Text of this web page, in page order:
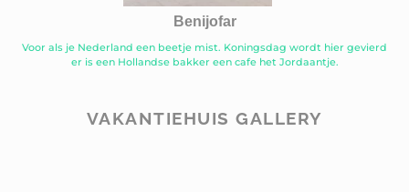
Benijofar
Voor als je Nederland een beetje mist. Koningsdag wordt hier gevierd
er is een Hollandse bakker een cafe het Jordaantje.
VAKANTIEHUIS GALLERY